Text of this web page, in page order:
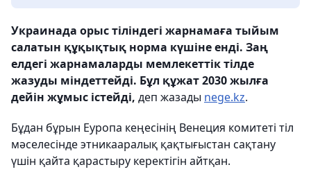
Украинада орыс тіліндегі жарнамаға тыйым
салатын құқықтық норма күшіне енді. Заң
елдегі жарнамаларды мемлекеттік тілде
жазуды міндеттейді. Бұл құжат 2030 жылға
дейін жұмыс істейді, деп жазады nege.kz.
Бұдан бұрын Еуропа кеңесінің Венеция комитеті тіл
мәселесінде этникааралық қақтығыстан сақтану
үшін қайта қарастыру керектігін айтқан.